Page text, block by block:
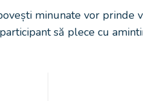
minunate vor prinde
să plece cu